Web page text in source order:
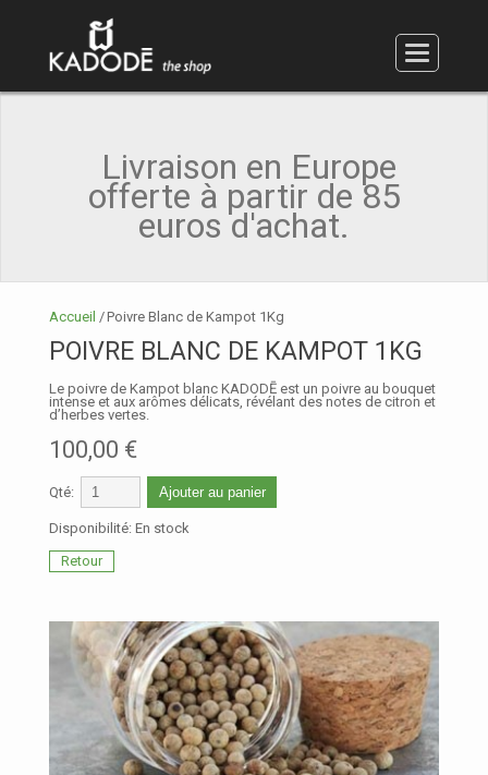
Accessoires et coffrets
Poivre rouge
Poivre Long
Sucre Sel
Livraison en Europe
offerte à partir de 85
euros d'achat.
Accueil /Poivre Blanc de Kampot 1Kg
POIVRE BLANC DE KAMPOT 1KG
Le poivre de Kampot blanc KADODĒ est un poivre au bouquet
intense et aux arômes délicats, révélant des notes de citron et
d’herbes vertes.
100,00 €
Qté: Ajouter au panier
Disponibilité: En stock
Retour